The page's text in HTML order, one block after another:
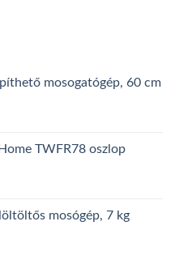
mosogatógép, 60 cm
TWFR78 oszlop
mosógép, 7 kg